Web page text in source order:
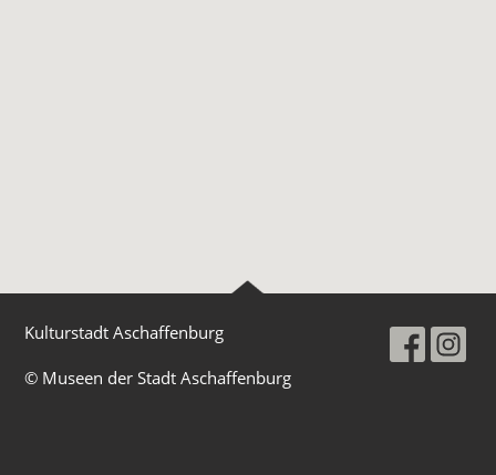
Kulturstadt Aschaffenburg
© Museen der Stadt Aschaffenburg